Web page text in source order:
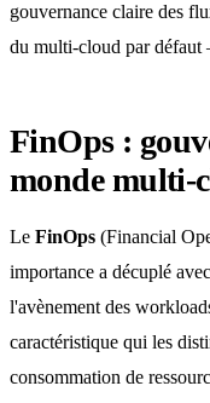
gouvernance claire des
du multi-cloud par
FinOps :
monde multi-
Le FinOps (Financial
importance a décuplé
l'avènement des
caractéristique qui les
consommation de